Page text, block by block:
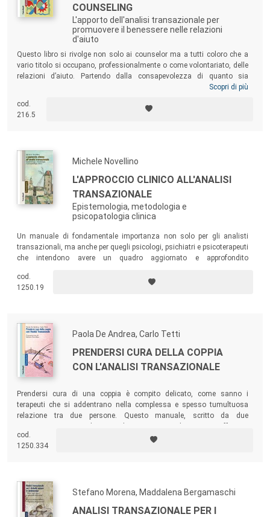
COUNSELING
L'apporto dell'analisi transazionale per
promuovere il benessere nelle relazioni
d'aiuto
Questo libro si rivolge non solo ai counselor ma a tutti coloro che a
vario titolo si occupano, professionalmente o come volontariato, delle
relazioni d’aiuto. Partendo dalla consapevolezza di quanto sia
importante offrire interventi agili, e al contempo profondi ed efficaci, per
evidenziare le straordinarie potenzialità di una professione emergente
(quando supportata da professionalità, cura, serietà e passione).
Scopri di più
cod.
216.5
Michele Novellino
L'APPROCCIO CLINICO ALL'ANALISI
TRANSAZIONALE
Epistemologia, metodologia e
psicopatologia clinica
Un manuale di fondamentale importanza non solo per gli analisti
transazionali, ma anche per quegli psicologi, psichiatri e psicoterapeuti
che intendono avere un quadro aggiornato e approfondito
cod.
1250.19
Paola De Andrea, Carlo Tetti
PRENDERSI CURA DELLA COPPIA
CON L'ANALISI TRANSAZIONALE
Prendersi cura di una coppia è compito delicato, come sanno i
terapeuti che si addentrano nella complessa e spesso tumultuosa
relazione tra due persone. Questo manuale, scritto da due
visione ampia e insieme dettagliata fondata sull’Analisi
Transazionale integrata da altri approcci psicodinamici e costruita in
cod.
1250.334
Stefano Morena, Maddalena Bergamaschi
ANALISI TRANSAZIONALE PER I